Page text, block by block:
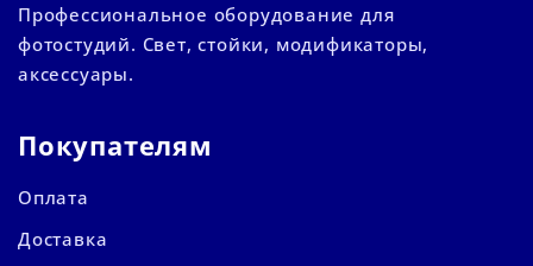
Профессиональное оборудование для
фотостудий. Свет, стойки, модификаторы,
аксессуары.
Покупателям
Оплата
Доставка